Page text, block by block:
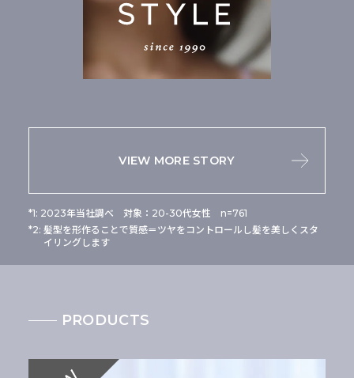
VIEW MORE STORY
*1: 2023年当社調べ 対象：20-30代女性 n=761
*2: 髪型を形作ることで質感＝ツヤをコントロールし髪を美しくスタ
イリングします
PRODUCTS